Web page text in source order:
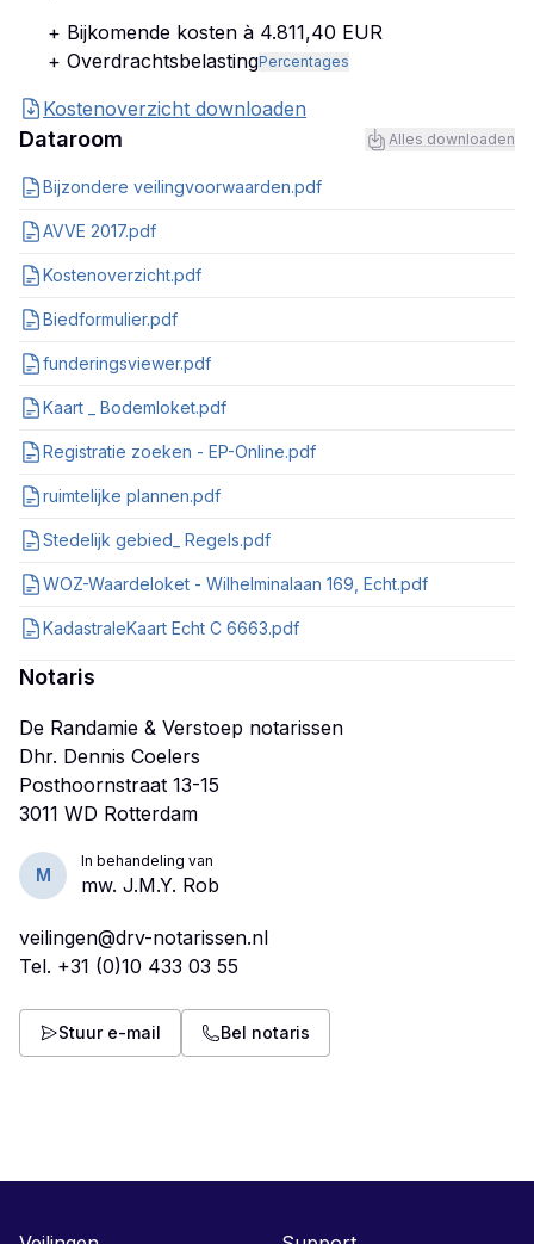
+ Bijkomende kosten à 4.811,40 EUR
+ OverdrachtsbelastingPercentages
Kostenoverzicht downloaden
Dataroom Alles downloaden
Bijzondere veilingvoorwaarden.pdf
AVVE 2017.pdf
Kostenoverzicht.pdf
Biedformulier.pdf
funderingsviewer.pdf
Kaart _ Bodemloket.pdf
Registratie zoeken - EP-Online.pdf
ruimtelijke plannen.pdf
Stedelijk gebied_ Regels.pdf
WOZ-Waardeloket - Wilhelminalaan 169, Echt.pdf
KadastraleKaart Echt C 6663.pdf
Notaris
De Randamie & Verstoep notarissen
Dhr. Dennis Coelers
Posthoornstraat 13-15
M
In behandeling van
mw. J.M.Y. Rob
veilingen@drv-notarissen.nl
Tel. +31 (0)10 433 03 55
Stuur e-mail Bel notaris